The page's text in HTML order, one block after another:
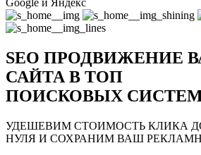
Google и Яндекс
SEO ПРОДВИЖЕНИЕ
САЙТА В ТОП
ПОИСКОВЫХ
УДЕШЕВИМ СТОИМОСТЬ КЛИКА
НУЛЯ И СОХРАНИМ ВАШ